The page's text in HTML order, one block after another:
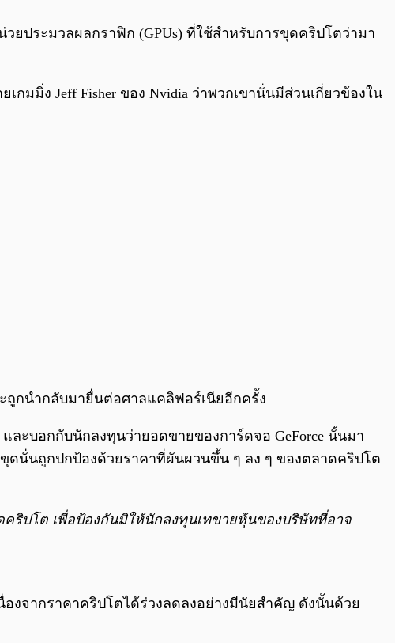
ประมวลผลกราฟิก (GPUs) ที่ใช้สำหรับการขุดคริปโตว่ามา
กมมิ่ง Jeff Fisher ของ Nvidia ว่าพวกเขานั่นมีส่วนเกี่ยวข้องใน
ถูกนำกลับมายื่นต่อศาลแคลิฟอร์เนียอีกครั้ง
และบอกกับนักลงทุนว่ายอดขายของการ์ดจอ GeForce นั้นมา
ดนั่นถูกปกป้องด้วยราคาที่ผันผวนขึ้น ๆ ลง ๆ ของตลาดคริปโต
ริปโต เพื่อป้องกันมิให้นักลงทุนเทขายหุ้นของบริษัทที่อาจ
องจากราคาคริปโตได้ร่วงลดลงอย่างมีนัยสำคัญ ดังนั้นด้วย